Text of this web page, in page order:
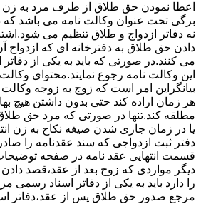
اعطا نمودن حق طلاق از طرف مرد به
برگی تحت عنوان وکالت نامه می باشد که
نه دفاتر ازدواج و طلاق تنظیم می
دادن حق طلاق به دفترخانه ای که ازدواج
می کنند.در صورتی که باید به یکی از
این وکالت نامه رجوع نمایند.محتوای
بیانگراین امر است که زوج به زوجه وکالت
هر زمان اراده کند حتی بدون داشتن هیچ
مطلقه کند.تنها در صورتی که مرد حق
یا در زمان جاری شدن صیغه نکاح به زن
دفتر ثبت ازدواجی که سند عقدنامه را
قسمت انتهایی عقد نامه در صفحه
دیگر مواردی که زوج بعد از عقد،قصد
را دارد باید به یکی از دفاتر اسناد رسمی
مرجع صدور حق طلاق پس از عقد،دفاتر